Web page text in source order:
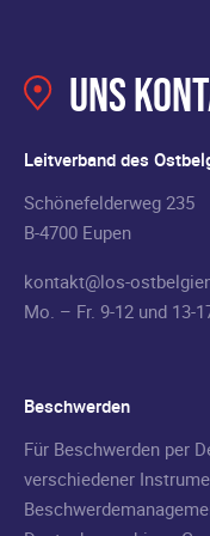
Uns
Leitverband des
Schönefelderweg 235
B-4700 Eupen
kontakt@los-
Mo. – Fr. 9-12 und 13-
Beschwerden
Für Beschwerden per
verschiedener